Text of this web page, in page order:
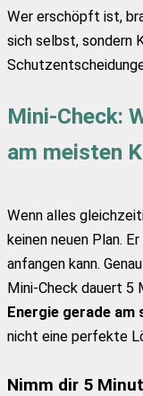
Wer erschöpft ist,
sich selbst, sondern
Mini-Check:
am meisten
Wenn alles
keinen neuen Plan.
anfangen kann.
Mini-Check dauert 5
Energie gerade
nicht eine perfekte
Nimm dir 5